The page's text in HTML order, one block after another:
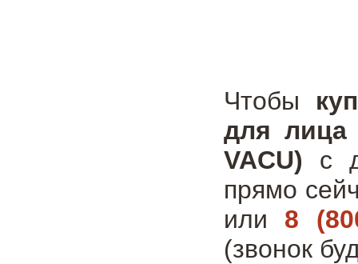
Чтобы
для лица
VACU) с
прямо
или 8
(звонок